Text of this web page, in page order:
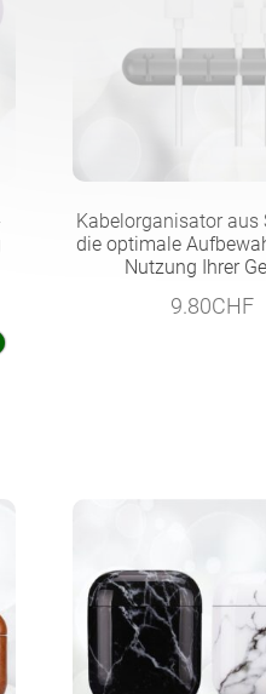
Kabelorganisator aus
die optimale
Nutzung Ihrer
9.80CHF